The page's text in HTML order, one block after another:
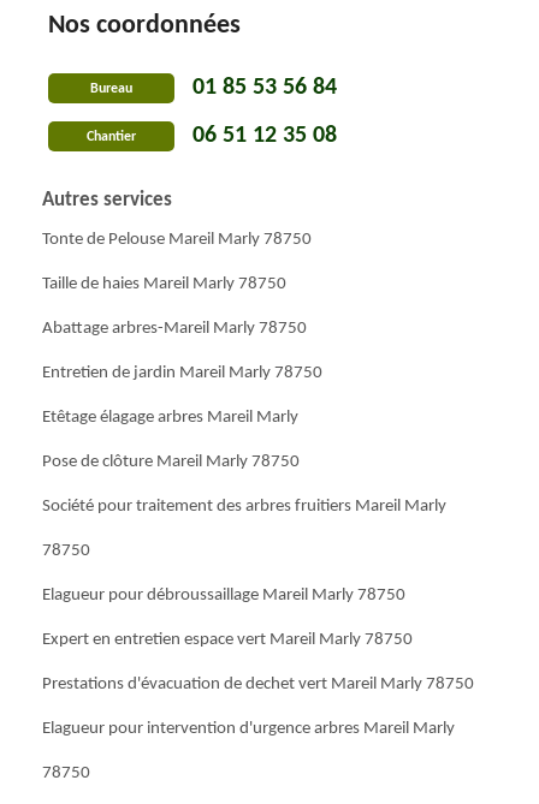
Nos coordonnées
Bureau 01 85 53 56 84
Chantier 06 51 12 35 08
Autres services
Tonte de Pelouse Mareil Marly 78750
Taille de haies Mareil Marly 78750
Abattage arbres-Mareil Marly 78750
Entretien de jardin Mareil Marly 78750
Etêtage élagage arbres Mareil Marly
Pose de clôture Mareil Marly 78750
Société pour traitement des arbres fruitiers Mareil Marly
78750
Elagueur pour débroussaillage Mareil Marly 78750
Expert en entretien espace vert Mareil Marly 78750
Prestations d'évacuation de dechet vert Mareil Marly 78750
Elagueur pour intervention d'urgence arbres Mareil Marly
78750